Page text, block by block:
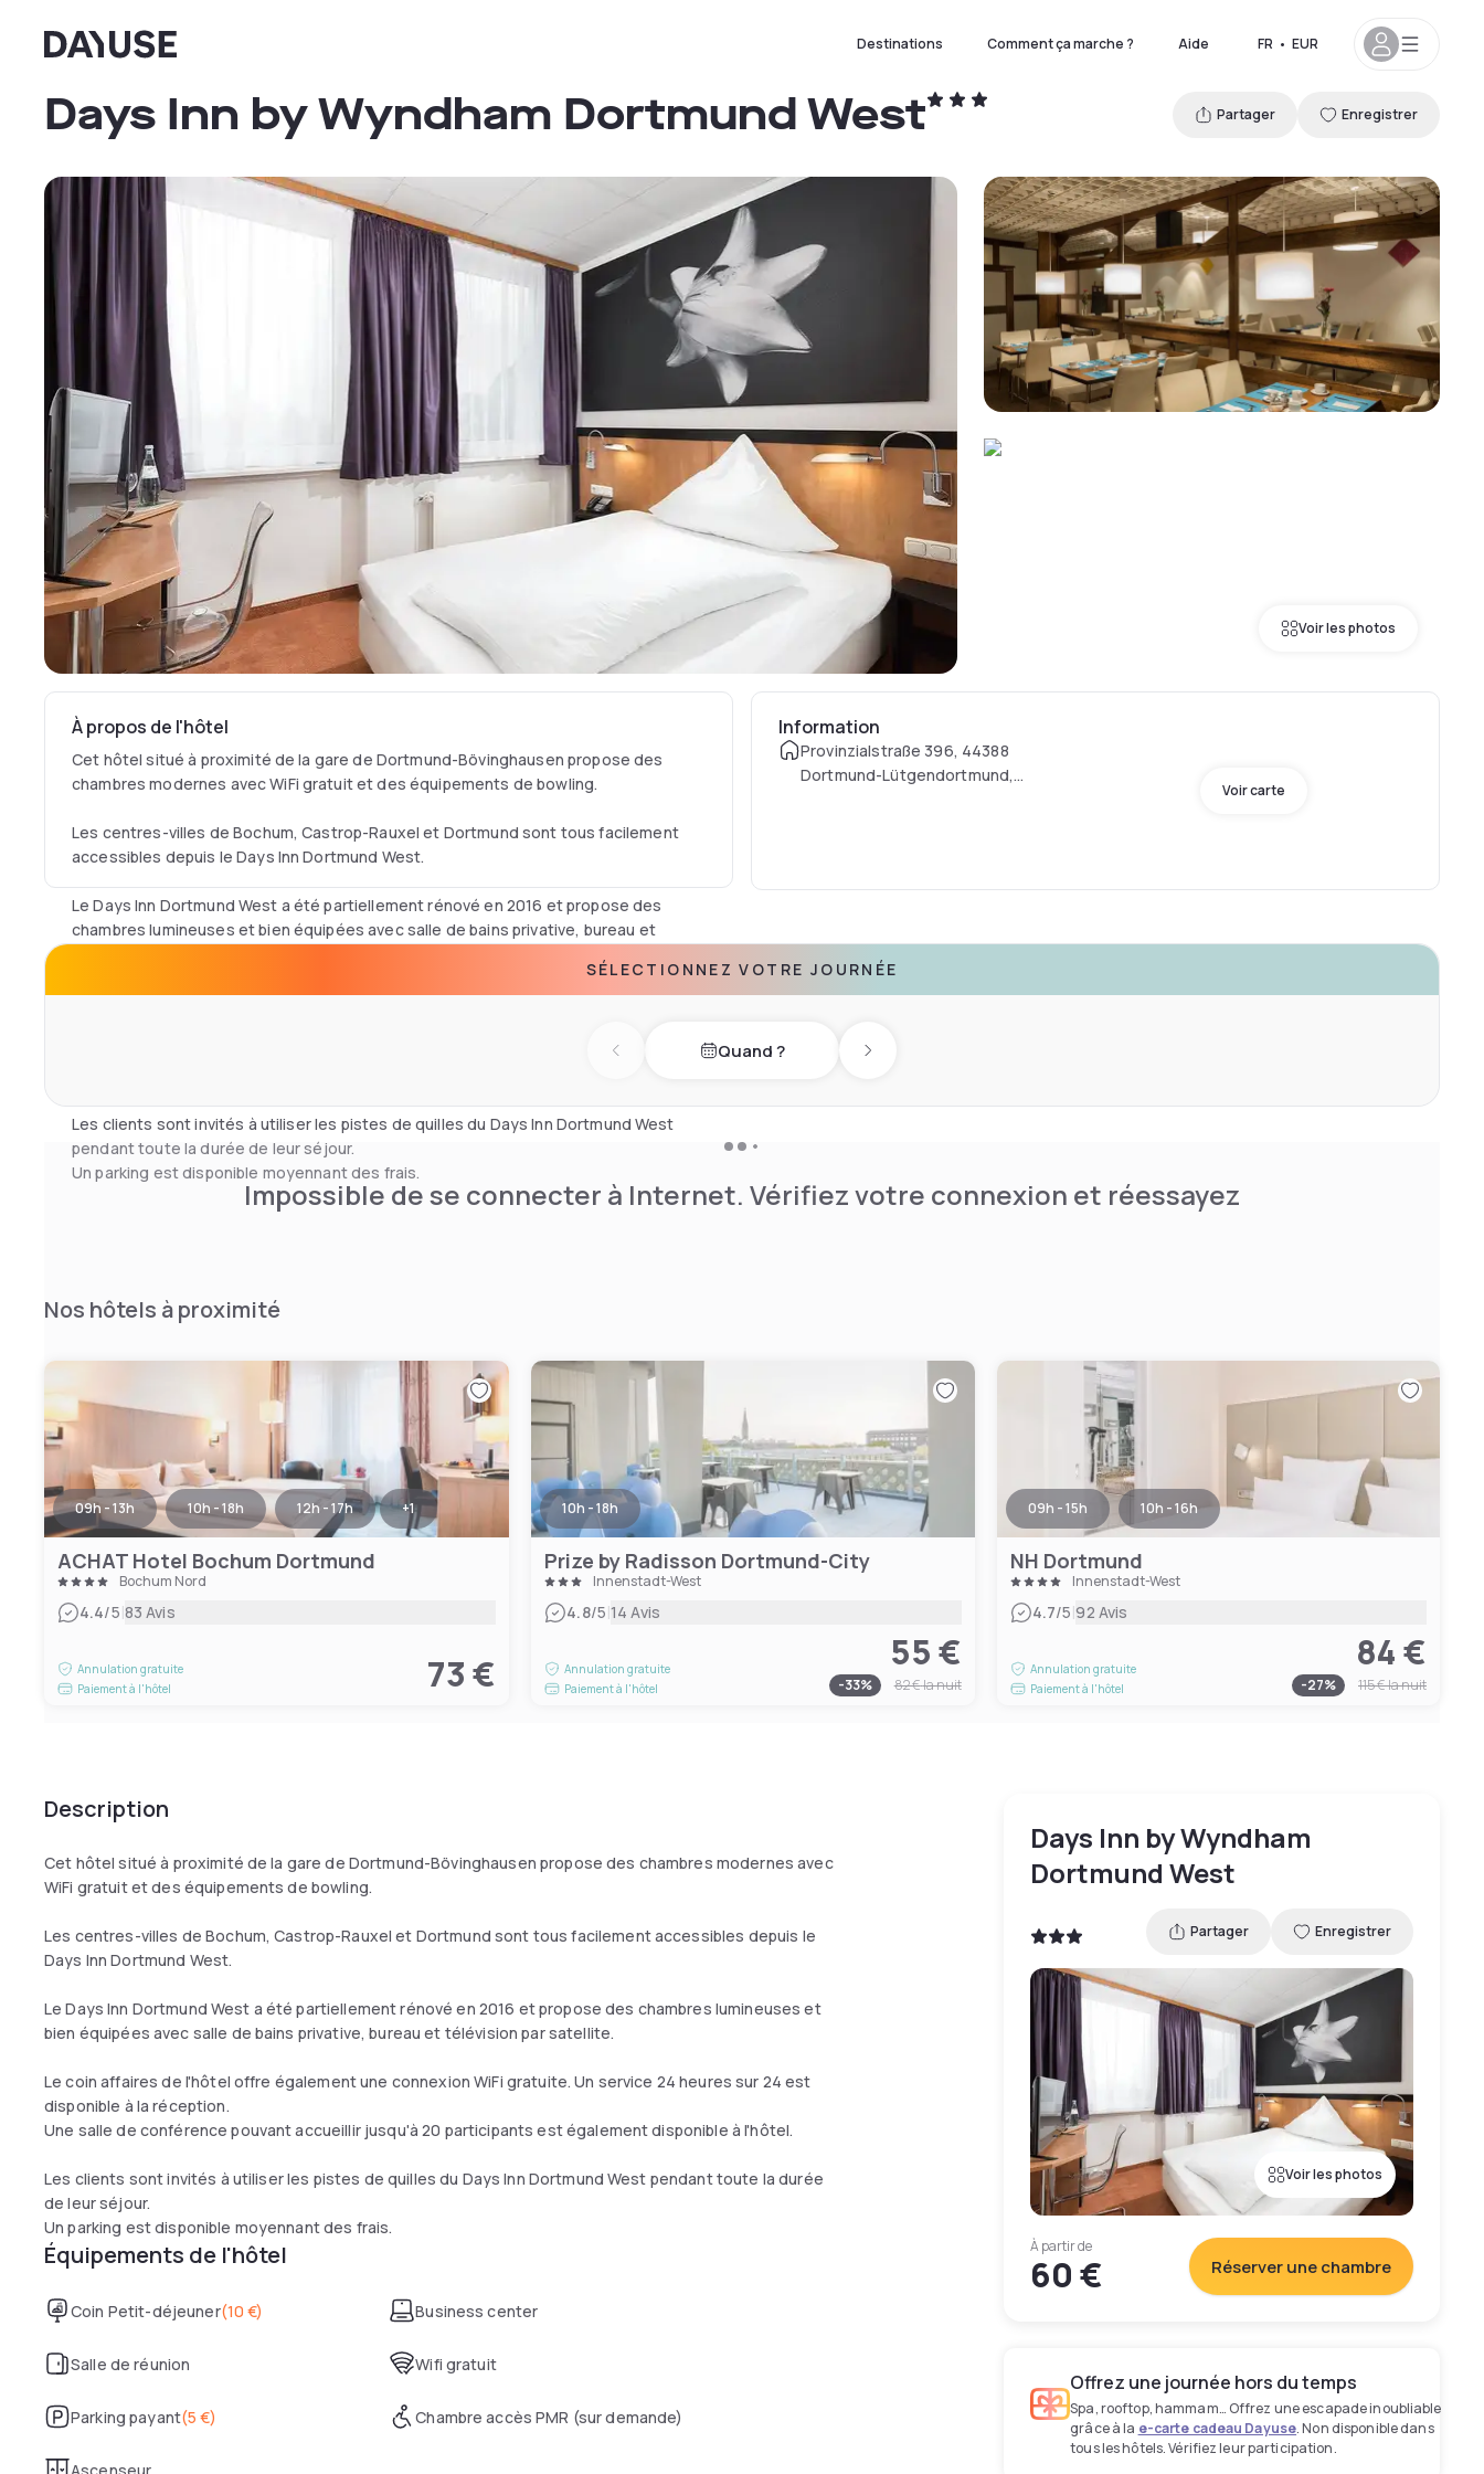
Dayuse Destinations Comment ça marche ? Aide FR • EUR
Voir les photos
Days Inn by Wyndham Dortmund West Partager Enregistrer
À propos de l'hôtel
Cet hôtel situé à proximité de la gare de Dortmund-Bövinghausen propose des
chambres modernes avec WiFi gratuit et des équipements de bowling.
Les centres-villes de Bochum, Castrop-Rauxel et Dortmund sont tous facilement
accessibles depuis le Days Inn Dortmund West.
Le Days Inn Dortmund West a été partiellement rénové en 2016 et propose des
chambres lumineuses et bien équipées avec salle de bains privative, bureau et
Le coin affaires de l'hôtel offre également une connexion WiFi gratuite. Un service 24
Une salle de conférence pouvant accueillir jusqu'à 20 participants est également
Les clients sont invités à utiliser les pistes de quilles du Days Inn Dortmund West
pendant toute la durée de leur séjour.
Un parking est disponible moyennant des frais.
Information
Provinzialstraße 396, 44388
Dortmund-Lütgendortmund,
Voir carte
SÉLECTIONNEZ VOTRE JOURNÉE
Previous dayQuand ? Next day
Impossible de se connecter à Internet. Vérifiez votre connexion et réessayez
Nos hôtels à proximité
09h - 13h 10h - 18h 12h - 17h +1
ACHAT Hotel Bochum Dortmund
Bochum Nord
4.4/5|83 Avis
Annulation gratuite
Paiement à l'hôtel
73 €
10h - 18h
Prize by Radisson Dortmund-City
Innenstadt-West
4.8/5|14 Avis
Annulation gratuite
Paiement à l'hôtel
55 €
-33% 82 €la nuit
09h - 15h 10h - 16h
NH Dortmund
Innenstadt-West
4.7/5|92 Avis
Annulation gratuite
Paiement à l'hôtel
84 €
-27% 115 €la nuit
Description
Cet hôtel situé à proximité de la gare de Dortmund-Bövinghausen propose des chambres modernes avec
WiFi gratuit et des équipements de bowling.
Les centres-villes de Bochum, Castrop-Rauxel et Dortmund sont tous facilement accessibles depuis le
Days Inn Dortmund West.
Le Days Inn Dortmund West a été partiellement rénové en 2016 et propose des chambres lumineuses et
bien équipées avec salle de bains privative, bureau et télévision par satellite.
Le coin affaires de l'hôtel offre également une connexion WiFi gratuite. Un service 24 heures sur 24 est
disponible à la réception.
Une salle de conférence pouvant accueillir jusqu'à 20 participants est également disponible à l'hôtel.
Les clients sont invités à utiliser les pistes de quilles du Days Inn Dortmund West pendant toute la durée
de leur séjour.
Un parking est disponible moyennant des frais.
Équipements de l'hôtel
Coin Petit-déjeuner(10 €) Business center
Salle de réunion Wifi gratuit
Parking payant(5 €) Chambre accès PMR (sur demande)
Days Inn by Wyndham
Dortmund West
Partager Enregistrer
Voir les photos
À partir de
60 € Réserver une chambre
Offrez une journée hors du temps
Spa, rooftop, hammam… Offrez une escapade inoubliable
grâce à la e-carte cadeau Dayuse. Non disponible dans
tous les hôtels. Vérifiez leur participation.